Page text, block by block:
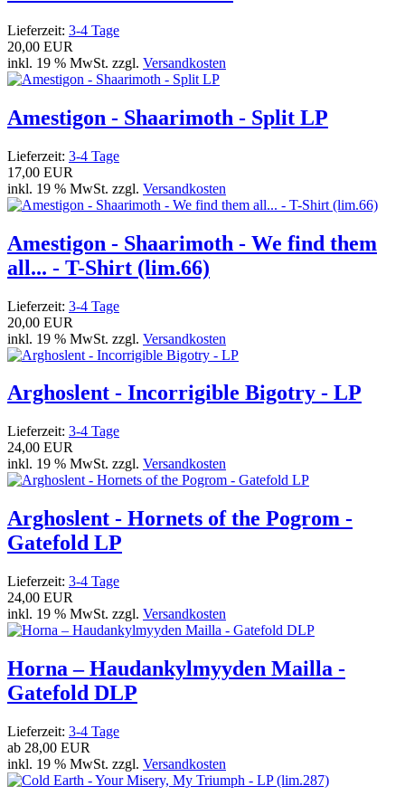
Lieferzeit: 3-4 Tage
20,00 EUR
inkl. 19 % MwSt. zzgl. Versandkosten
Amestigon - Shaarimoth - Split LP
Lieferzeit: 3-4 Tage
17,00 EUR
inkl. 19 % MwSt. zzgl. Versandkosten
Amestigon - Shaarimoth - We find them
all... - T-Shirt (lim.66)
Lieferzeit: 3-4 Tage
20,00 EUR
inkl. 19 % MwSt. zzgl. Versandkosten
Arghoslent - Incorrigible Bigotry - LP
Lieferzeit: 3-4 Tage
24,00 EUR
inkl. 19 % MwSt. zzgl. Versandkosten
Arghoslent - Hornets of the Pogrom -
Gatefold LP
Lieferzeit: 3-4 Tage
24,00 EUR
inkl. 19 % MwSt. zzgl. Versandkosten
Horna – Haudankylmyyden Mailla -
Gatefold DLP
Lieferzeit: 3-4 Tage
ab 28,00 EUR
inkl. 19 % MwSt. zzgl. Versandkosten